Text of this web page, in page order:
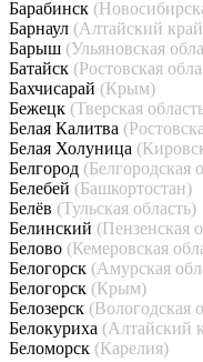
Барабинск
Барнаул (Алтайский
Барыш (Ульяновская
Батайск (Ростовская
Бахчисарай (Крым)
Бежецк (Тверская
Белая Калитва
Белая Холуница
Белгород (Белгородская
Белебей (Башкортостан)
Белёв (Тульская область)
Белинский (Пензенская
Белово (Кемеровская
Белогорск (Амурская
Белогорск (Крым)
Белозерск (Вологодская
Белокуриха (Алтайский
Беломорск (Карелия)